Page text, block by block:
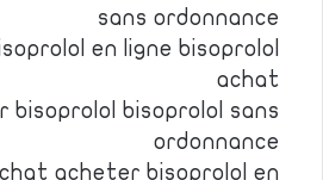
sans ordonnance
en ligne bisoprolol
achat
bisoprolol bisoprolol sans
ordonnance
acheter bisoprolol en